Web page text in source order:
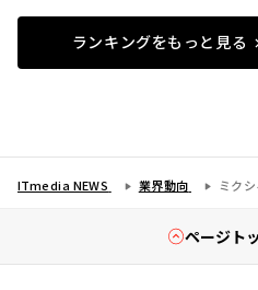
ランキングをもっと見る
ITmedia NEWS 業界動向 ミク
ページト